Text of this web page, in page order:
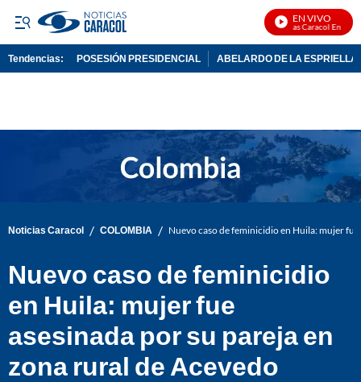
EN VIVO
Noticias Caracol En Vivo
Tendencias: POSESIÓN PRESIDENCIAL ABELARDO DE LA ESPRIELLA
Noticias Caracol / COLOMBIA / Nuevo caso de feminicidio en Huila: mujer
Nuevo caso de feminicidio
en Huila: mujer fue
asesinada por su pareja en
zona rural de Acevedo